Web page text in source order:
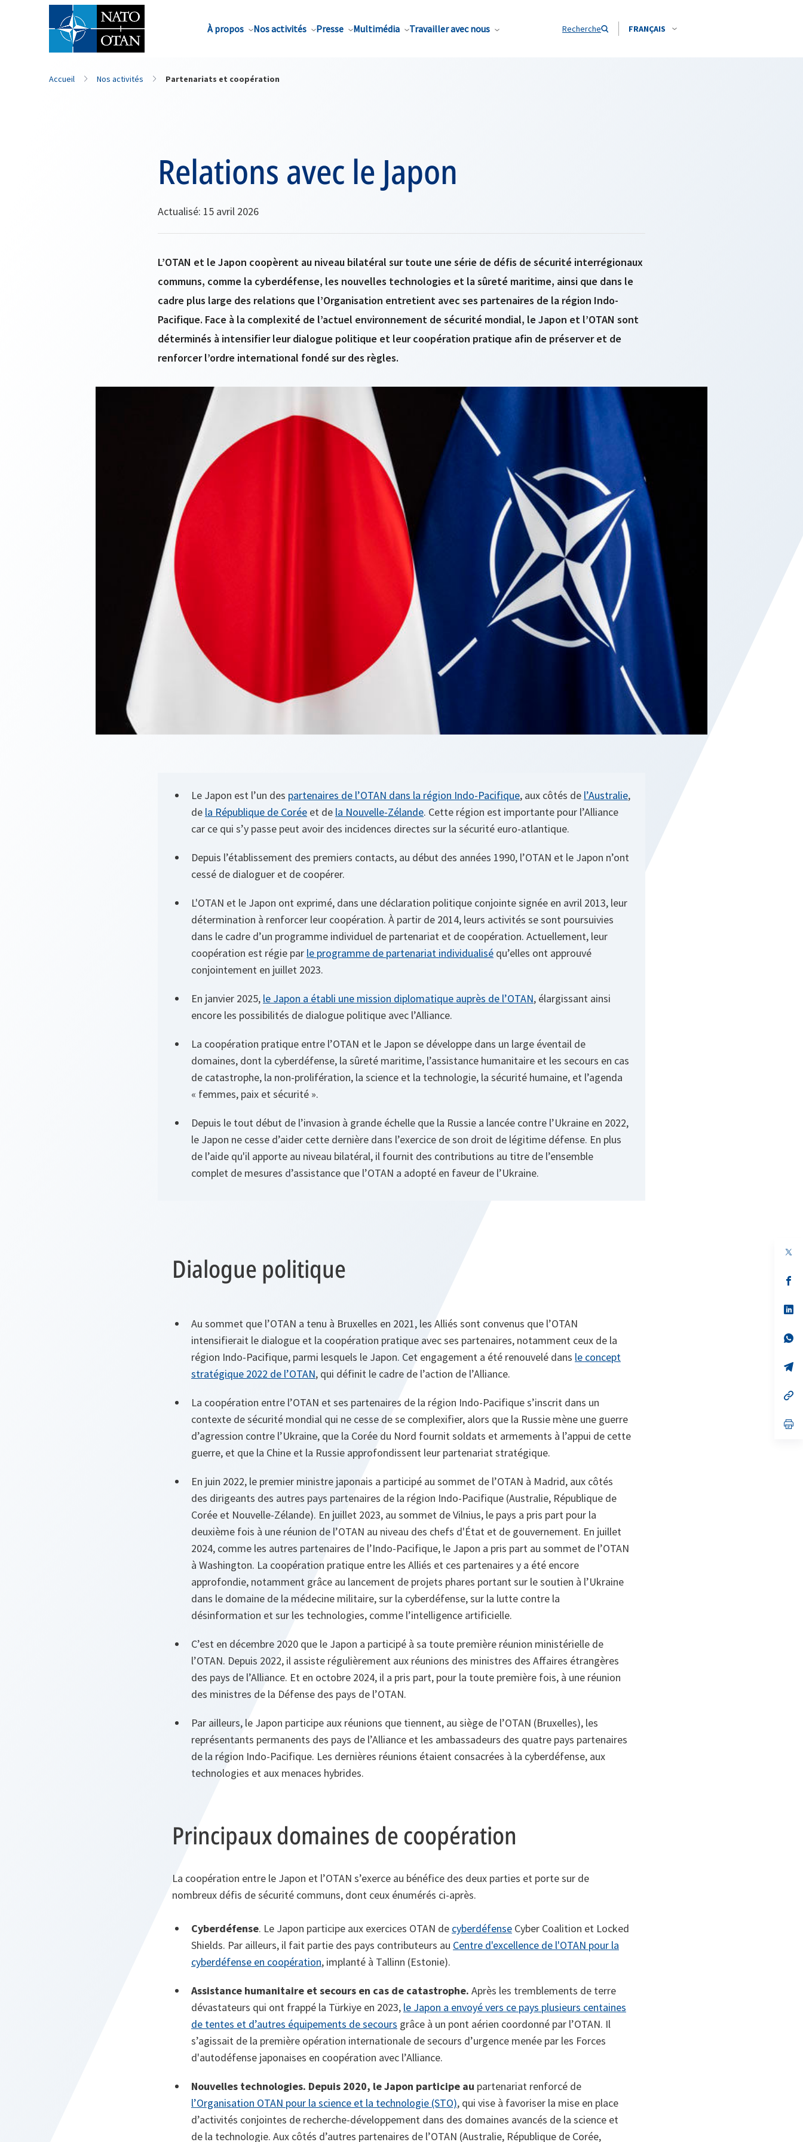
À propos Nos activités Presse Multimédia Travailler avec nous Recherche FRANÇAIS
Nom de famille*
Accueil Nos activités Partenariats et coopération
Relations avec le Japon
Actualisé: 15 avril 2026
L’OTAN et le Japon coopèrent au niveau bilatéral sur toute une série de défis de sécurité interrégionaux
communs, comme la cyberdéfense, les nouvelles technologies et la sûreté maritime, ainsi que dans le
cadre plus large des relations que l’Organisation entretient avec ses partenaires de la région Indo-
Pacifique. Face à la complexité de l’actuel environnement de sécurité mondial, le Japon et l’OTAN sont
déterminés à intensifier leur dialogue politique et leur coopération pratique afin de préserver et de
renforcer l’ordre international fondé sur des règles.
Le Japon est l’un des partenaires de l’OTAN dans la région Indo-Pacifique, aux côtés de l’Australie,
de la République de Corée et de la Nouvelle-Zélande. Cette région est importante pour l’Alliance
car ce qui s’y passe peut avoir des incidences directes sur la sécurité euro-atlantique.
Depuis l’établissement des premiers contacts, au début des années 1990, l’OTAN et le Japon n’ont
cessé de dialoguer et de coopérer.
L'OTAN et le Japon ont exprimé, dans une déclaration politique conjointe signée en avril 2013, leur
détermination à renforcer leur coopération. À partir de 2014, leurs activités se sont poursuivies
dans le cadre d’un programme individuel de partenariat et de coopération. Actuellement, leur
coopération est régie par le programme de partenariat individualisé qu’elles ont approuvé
conjointement en juillet 2023.
En janvier 2025, le Japon a établi une mission diplomatique auprès de l’OTAN, élargissant ainsi
encore les possibilités de dialogue politique avec l’Alliance.
La coopération pratique entre l’OTAN et le Japon se développe dans un large éventail de
domaines, dont la cyberdéfense, la sûreté maritime, l’assistance humanitaire et les secours en cas
de catastrophe, la non-prolifération, la science et la technologie, la sécurité humaine, et l’agenda
« femmes, paix et sécurité ».
Depuis le tout début de l’invasion à grande échelle que la Russie a lancée contre l’Ukraine en 2022,
le Japon ne cesse d’aider cette dernière dans l’exercice de son droit de légitime défense. En plus
de l’aide qu'il apporte au niveau bilatéral, il fournit des contributions au titre de l’ensemble
complet de mesures d’assistance que l’OTAN a adopté en faveur de l’Ukraine.
Dialogue politique
Au sommet que l’OTAN a tenu à Bruxelles en 2021, les Alliés sont convenus que l’OTAN
intensifierait le dialogue et la coopération pratique avec ses partenaires, notamment ceux de la
région Indo-Pacifique, parmi lesquels le Japon. Cet engagement a été renouvelé dans le concept
stratégique 2022 de l’OTAN, qui définit le cadre de l’action de l’Alliance.
La coopération entre l’OTAN et ses partenaires de la région Indo-Pacifique s’inscrit dans un
contexte de sécurité mondial qui ne cesse de se complexifier, alors que la Russie mène une guerre
d’agression contre l’Ukraine, que la Corée du Nord fournit soldats et armements à l’appui de cette
guerre, et que la Chine et la Russie approfondissent leur partenariat stratégique.
En juin 2022, le premier ministre japonais a participé au sommet de l’OTAN à Madrid, aux côtés
des dirigeants des autres pays partenaires de la région Indo-Pacifique (Australie, République de
Corée et Nouvelle-Zélande). En juillet 2023, au sommet de Vilnius, le pays a pris part pour la
deuxième fois à une réunion de l’OTAN au niveau des chefs d'État et de gouvernement. En juillet
2024, comme les autres partenaires de l’Indo-Pacifique, le Japon a pris part au sommet de l’OTAN
à Washington. La coopération pratique entre les Alliés et ces partenaires y a été encore
approfondie, notamment grâce au lancement de projets phares portant sur le soutien à l’Ukraine
dans le domaine de la médecine militaire, sur la cyberdéfense, sur la lutte contre la
désinformation et sur les technologies, comme l’intelligence artificielle.
C’est en décembre 2020 que le Japon a participé à sa toute première réunion ministérielle de
l’OTAN. Depuis 2022, il assiste régulièrement aux réunions des ministres des Affaires étrangères
des pays de l’Alliance. Et en octobre 2024, il a pris part, pour la toute première fois, à une réunion
des ministres de la Défense des pays de l’OTAN.
Par ailleurs, le Japon participe aux réunions que tiennent, au siège de l’OTAN (Bruxelles), les
représentants permanents des pays de l’Alliance et les ambassadeurs des quatre pays partenaires
de la région Indo-Pacifique. Les dernières réunions étaient consacrées à la cyberdéfense, aux
technologies et aux menaces hybrides.
Principaux domaines de coopération
La coopération entre le Japon et l’OTAN s’exerce au bénéfice des deux parties et porte sur de
nombreux défis de sécurité communs, dont ceux énumérés ci-après.
Cyberdéfense. Le Japon participe aux exercices OTAN de cyberdéfense Cyber Coalition et Locked
Shields. Par ailleurs, il fait partie des pays contributeurs au Centre d'excellence de l'OTAN pour la
cyberdéfense en coopération, implanté à Tallinn (Estonie).
Assistance humanitaire et secours en cas de catastrophe. Après les tremblements de terre
dévastateurs qui ont frappé la Türkiye en 2023, le Japon a envoyé vers ce pays plusieurs centaines
de tentes et d’autres équipements de secours grâce à un pont aérien coordonné par l’OTAN. Il
s’agissait de la première opération internationale de secours d’urgence menée par les Forces
d'autodéfense japonaises en coopération avec l’Alliance.
Nouvelles technologies. Depuis 2020, le Japon participe au partenariat renforcé de
l’Organisation OTAN pour la science et la technologie (STO), qui vise à favoriser la mise en place
d’activités conjointes de recherche-développement dans des domaines avancés de la science et
de la technologie. Aux côtés d’autres partenaires de l’OTAN (Australie, République de Corée,